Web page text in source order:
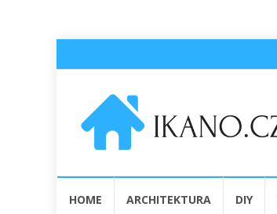
HOME ARCHITEKTURA DIY